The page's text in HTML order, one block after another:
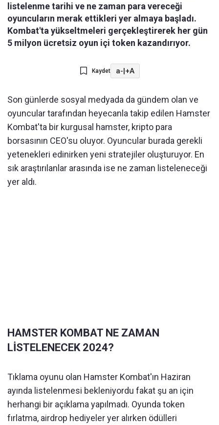
listelenme tarihi ve ne zaman para vereceği
oyuncuların merak ettikleri yer almaya başladı.
Kombat'ta yükseltmeleri gerçekleştirerek her gün
5 milyon ücretsiz oyun içi token kazandırıyor.
Kaydet a-|+A
Son günlerde sosyal medyada da gündem olan ve
oyuncular tarafından heyecanla takip edilen Hamster
Kombat'ta bir kurgusal hamster, kripto para
borsasının CEO'su oluyor. Oyuncular burada gerekli
yetenekleri edinirken yeni stratejiler oluşturuyor. En
sık araştırılanlar arasında ise ne zaman listeleneceği
yer aldı.
HAMSTER KOMBAT NE ZAMAN
LİSTELENECEK 2024?
Tıklama oyunu olan Hamster Kombat'ın Haziran
ayında listelenmesi bekleniyordu fakat şu an için
herhangi bir açıklama yapılmadı. Oyunda token
fırlatma, airdrop hediyeler yer alırken ödülleri